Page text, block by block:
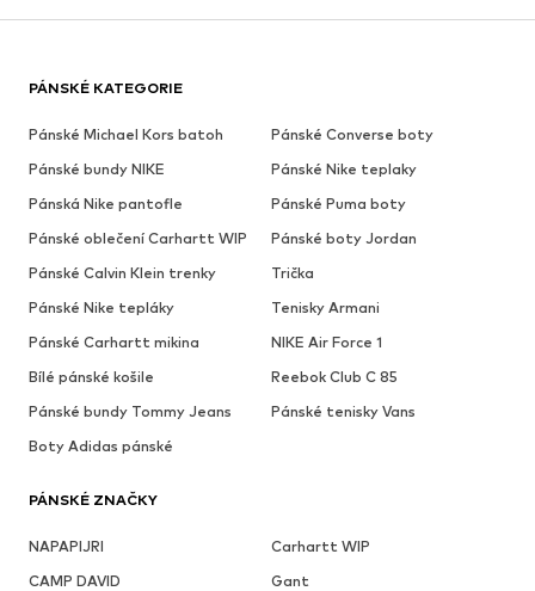
PÁNSKÉ KATEGORIE
Pánské Michael Kors batoh
Pánské Converse boty
Pánské bundy NIKE
Pánské Nike teplaky
Pánská Nike pantofle
Pánské Puma boty
Pánské oblečení Carhartt WIP
Pánské boty Jordan
Pánské Calvin Klein trenky
Trička
Pánské Nike tepláky
Tenisky Armani
Pánské Carhartt mikina
NIKE Air Force 1
Bílé pánské košile
Reebok Club C 85
Pánské bundy Tommy Jeans
Pánské tenisky Vans
Boty Adidas pánské
PÁNSKÉ ZNAČKY
NAPAPIJRI
Carhartt WIP
CAMP DAVID
Gant